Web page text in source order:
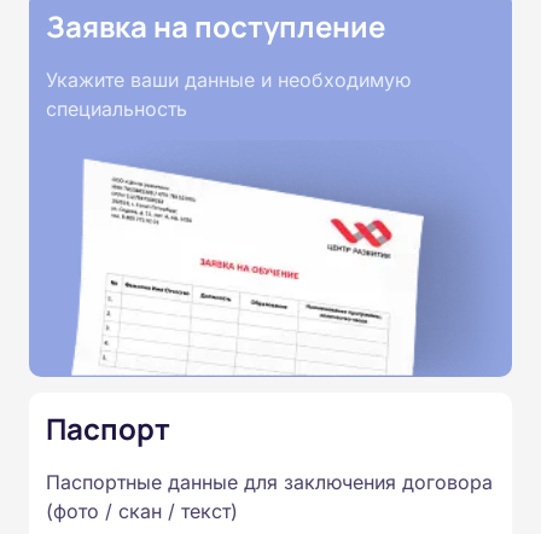
Заявка на поступление
Укажите ваши данные и необходимую
специальность
Паспорт
Паспортные данные для заключения договора
(фото / скан / текст)